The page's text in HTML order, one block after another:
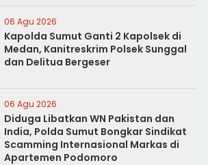
06 Agu 2026
Kapolda Sumut Ganti 2 Kapolsek di
Medan, Kanitreskrim Polsek Sunggal
dan Delitua Bergeser
06 Agu 2026
Diduga Libatkan WN Pakistan dan
India, Polda Sumut Bongkar Sindikat
Scamming Internasional Markas di
Apartemen Podomoro